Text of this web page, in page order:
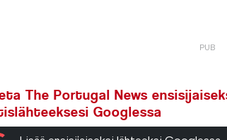
The Portugal News
Googlessa